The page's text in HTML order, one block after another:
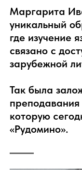
Маргарита
уникальный
где изучение
связано с
зарубежной
Так была
преподавания
которую
«Рудомино».